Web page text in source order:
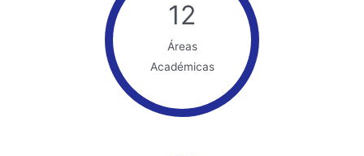
12
Áreas
Académicas